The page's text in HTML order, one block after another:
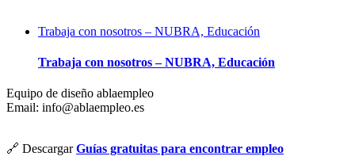
Trabaja con nosotros – NUBRA, Educación
Trabaja con nosotros – NUBRA, Educación
Equipo de diseño ablaempleo
Email: info@ablaempleo.es
🔗 DescargarGuías gratuitas para encontrar empleo